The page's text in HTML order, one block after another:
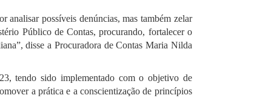
analisar possíveis denúncias, mas também zelar
Público de Contas, procurando, fortalecer o
disse a Procuradora de Contas Maria Nilda
tendo sido implementado com o objetivo de
a prática e a conscientização de princípios